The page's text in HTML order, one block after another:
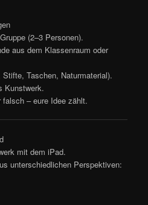
(2–3 Personen).
aus dem Klassenraum oder
Taschen, Naturmaterial).
Kunstwerk.
– eure Idee zählt.
mit dem iPad.
unterschiedlichen Perspektiven: